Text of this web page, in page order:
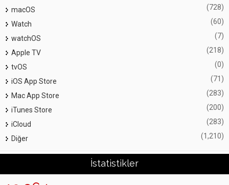
macOS (728)
Watch (60)
watchOS (7)
Apple TV (218)
tvOS (0)
iOS App Store (71)
Mac App Store (283)
iTunes Store (200)
iCloud (283)
Diğer (1,210)
İstatistikler